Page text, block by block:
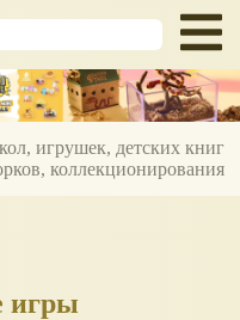
игрушек, детских книг
коллекционирования
игры